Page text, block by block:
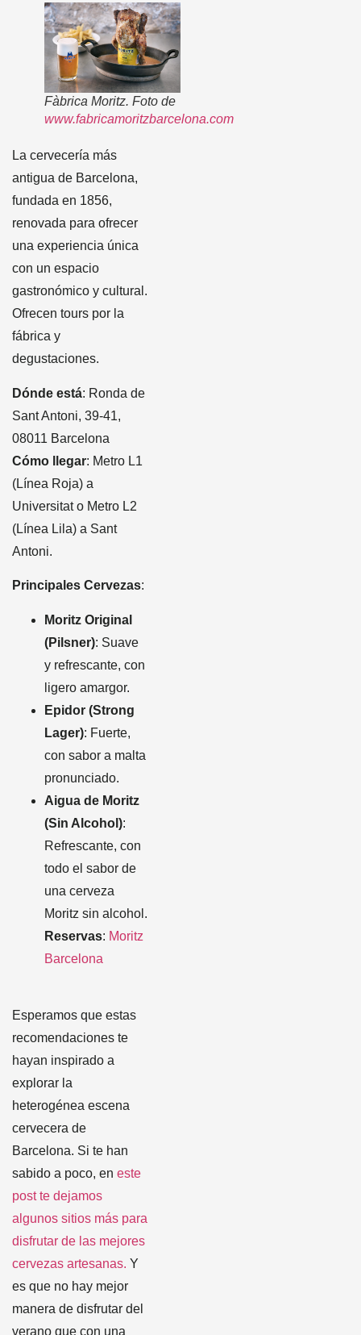
Fàbrica Moritz. Foto de
www.fabricamoritzbarcelona.com
La cervecería más
antigua de Barcelona,
fundada en 1856,
renovada para ofrecer
una experiencia única
con un espacio
gastronómico y cultural.
Ofrecen tours por la
fábrica y
degustaciones.
Dónde está: Ronda de
Sant Antoni, 39-41,
08011 Barcelona
Cómo llegar: Metro L1
(Línea Roja) a
Universitat o Metro L2
(Línea Lila) a Sant
Antoni.
Principales Cervezas:
Moritz Original
(Pilsner): Suave
y refrescante, con
ligero amargor.
Epidor (Strong
Lager): Fuerte,
con sabor a malta
pronunciado.
Aigua de Moritz
(Sin Alcohol):
Refrescante, con
todo el sabor de
una cerveza
Moritz sin alcohol.
Reservas: Moritz
Barcelona
Esperamos que estas
recomendaciones te
hayan inspirado a
explorar la
heterogénea escena
cervecera de
Barcelona. Si te han
sabido a poco, en este
post te dejamos
algunos sitios más para
disfrutar de las mejores
cervezas artesanas. Y
es que no hay mejor
manera de disfrutar del
verano que con una